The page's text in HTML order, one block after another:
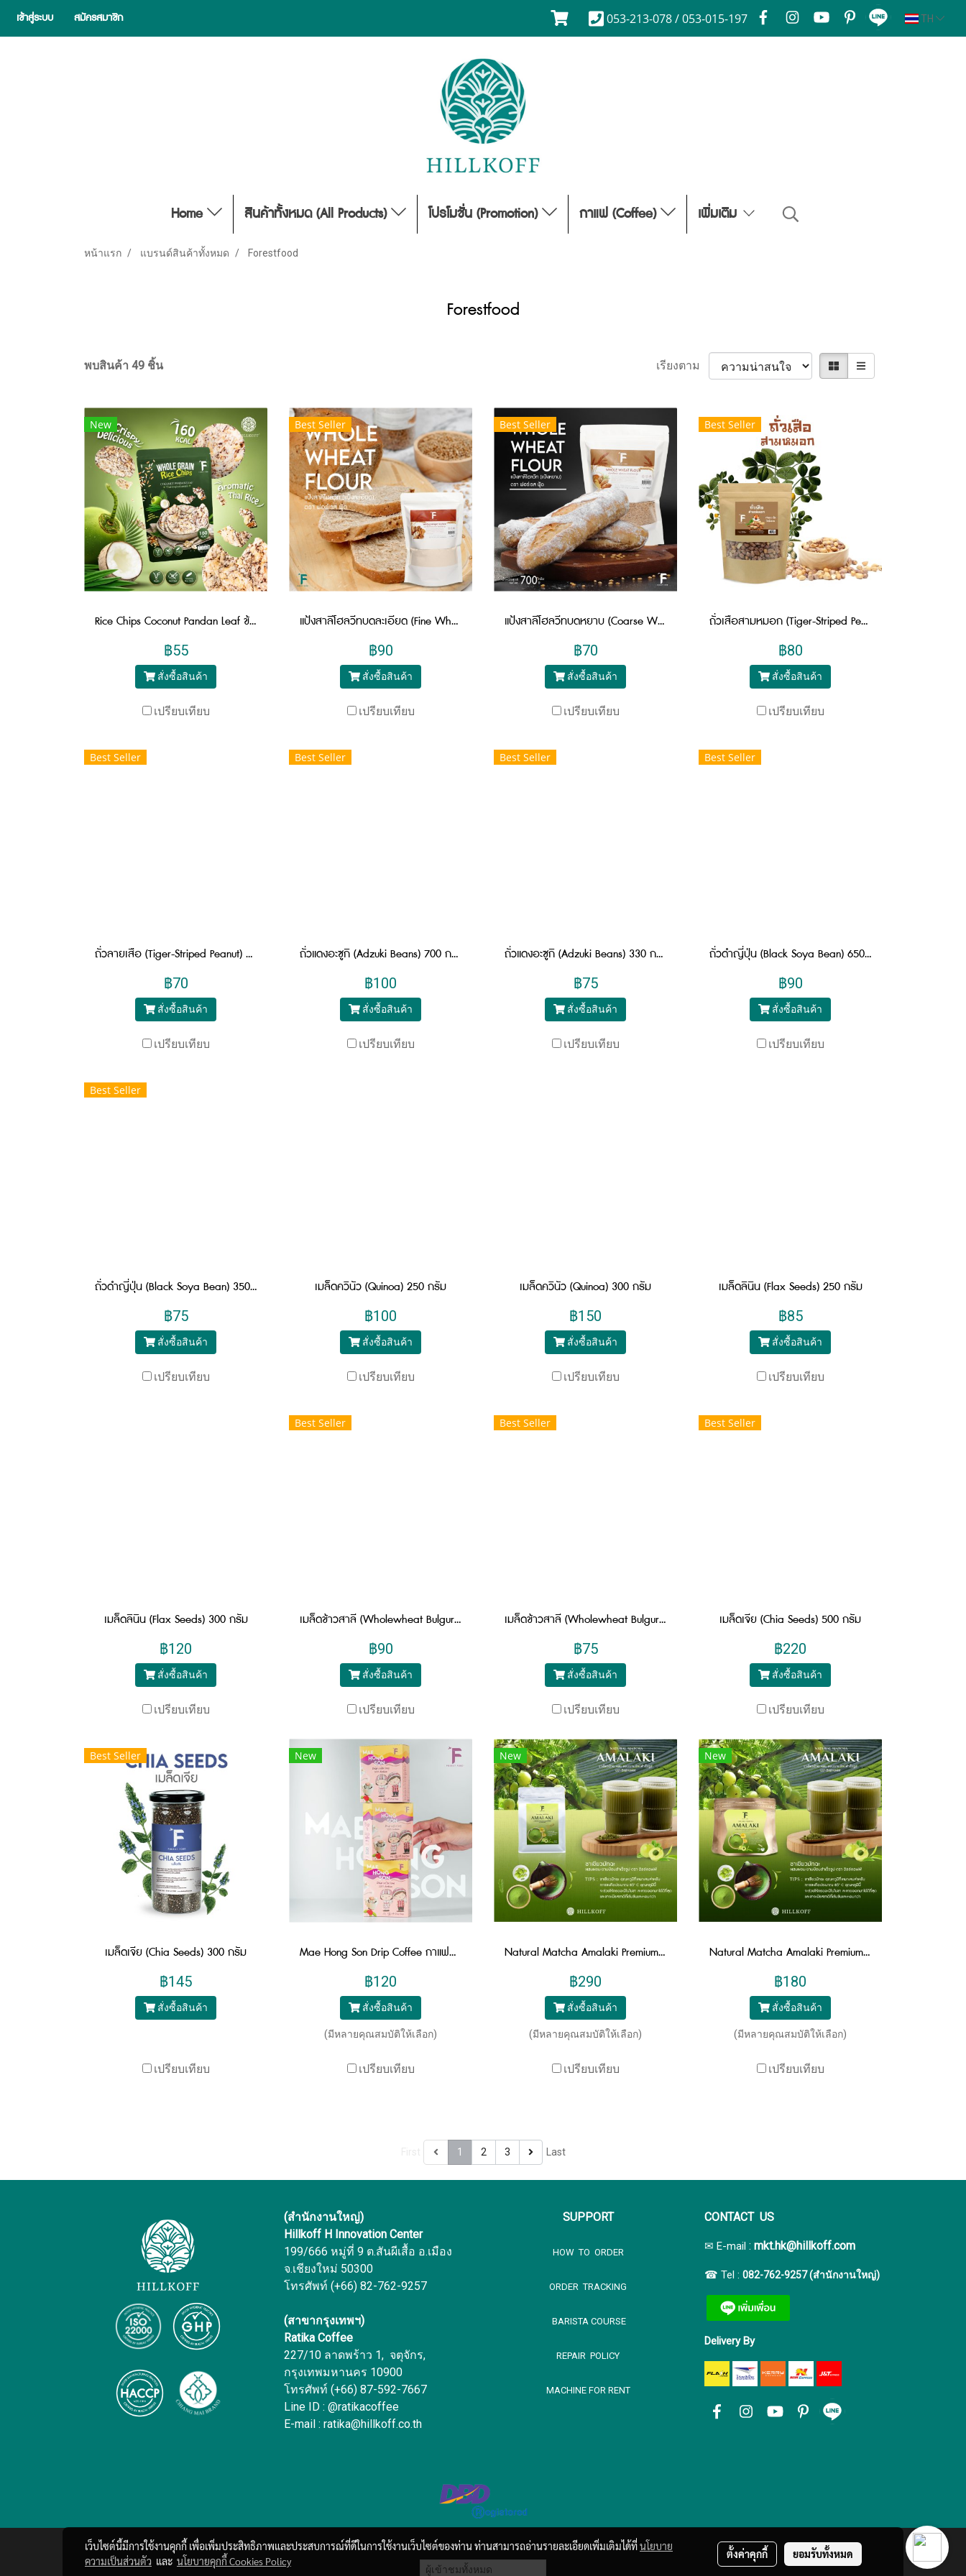
เข้าสู่ระบบ สมัครสมาชิก 053-213-078 / 053-015-197 TH
Home สินค้าทั้งหมด (All Products) โปรโมชั่น (Promotion) กาแฟ (Coffee) เพิ่มเติม
หน้าแรก แบรนด์สินค้าทั้งหมด Forestfood
Forestfood
พบสินค้า 49 ชิ้น เรียงตาม
New
Rice Chips Coconut Pandan Leaf ข้าวกล้องแผ่นอบกรอบ Forest Food ขนมเพื่อสุขภาพ เคี้ยวเพลิน เกินห้ามใจ 40g
฿55
สั่งซื้อสินค้า
เปรียบเทียบ
Best Seller
แป้งสาลีโฮลวีทบดละเอียด (Fine Whole Wheat Flour) 700 กรัม
฿90
สั่งซื้อสินค้า
เปรียบเทียบ
Best Seller
แป้งสาลีโฮลวีทบดหยาบ (Coarse Whole Wheat Flour) 700 กรัม
฿70
สั่งซื้อสินค้า
เปรียบเทียบ
Best Seller
ถั่วเสือสามหมอก (Tiger-Striped Peanut) 200 กรัม
฿80
สั่งซื้อสินค้า
เปรียบเทียบ
Best Seller
ถั่วลายเสือ (Tiger-Striped Peanut) 200 กรัม
฿70
สั่งซื้อสินค้า
เปรียบเทียบ
Best Seller
ถั่วแดงอะซูกิ (Adzuki Beans) 700 กรัม
฿100
สั่งซื้อสินค้า
เปรียบเทียบ
Best Seller
ถั่วแดงอะซูกิ (Adzuki Beans) 330 กรัม
฿75
สั่งซื้อสินค้า
เปรียบเทียบ
Best Seller
ถั่วดำญี่ปุ่น (Black Soya Bean) 650 กรัม
฿90
สั่งซื้อสินค้า
เปรียบเทียบ
Best Seller
ถั่วดำญี่ปุ่น (Black Soya Bean) 350 กรัม
฿75
สั่งซื้อสินค้า
เปรียบเทียบ
เมล็ดควินัว (Quinoa) 250 กรัม
฿100
สั่งซื้อสินค้า
เปรียบเทียบ
เมล็ดควินัว (Quinoa) 300 กรัม
฿150
สั่งซื้อสินค้า
เปรียบเทียบ
เมล็ดลินิน (Flax Seeds) 250 กรัม
฿85
สั่งซื้อสินค้า
เปรียบเทียบ
เมล็ดลินิน (Flax Seeds) 300 กรัม
฿120
สั่งซื้อสินค้า
เปรียบเทียบ
Best Seller
เมล็ดข้าวสาลี (Wholewheat Bulgur) 750 กรัม
฿90
สั่งซื้อสินค้า
เปรียบเทียบ
Best Seller
เมล็ดข้าวสาลี (Wholewheat Bulgur) 330 กรัม
฿75
สั่งซื้อสินค้า
เปรียบเทียบ
Best Seller
เมล็ดเจีย (Chia Seeds) 500 กรัม
฿220
สั่งซื้อสินค้า
เปรียบเทียบ
Best Seller
เมล็ดเจีย (Chia Seeds) 300 กรัม
฿145
สั่งซื้อสินค้า
เปรียบเทียบ
New
Mae Hong Son Drip Coffee กาแฟดริปแม่ฮ่องสอน 1 กล่อง 4 ซอง
฿120
สั่งซื้อสินค้า
(มีหลายคุณสมบัติให้เลือก)
เปรียบเทียบ
New
Natural Matcha Amalaki Premium มัทฉะมะขามป้อม มัทฉะ พรีเมี่ยม ขนาด 200g
฿290
สั่งซื้อสินค้า
(มีหลายคุณสมบัติให้เลือก)
เปรียบเทียบ
New
Natural Matcha Amalaki Premium มัทฉะมะขามป้อม มัทฉะ พรีเมี่ยม ซอง 7 กรัม 10 ซอง
฿180
สั่งซื้อสินค้า
(มีหลายคุณสมบัติให้เลือก)
เปรียบเทียบ
1 2 3 Last
(สำนักงานใหญ่)
Hillkoff H Innovation Center
199/666 หมู่ที่ 9 ต.สันผีเสื้อ อ.เมือง
จ.เชียงใหม่ 50300
โทรศัพท์ (+66) 82-762-9257
(สาขากรุงเทพฯ)
Ratika Coffee
227/10 ลาดพร้าว 1, จตุจักร,
กรุงเทพมหานคร 10900
โทรศัพท์ (+66) 87-592-7667
Line ID : @ratikacoffee
E-mail : ratika@hillkoff.co.th
SUPPORT
HOW TO ORDER
ORDER TRACKING
BARISTA COURSE
REPAIR POLICY
MACHINE FOR RENT
CONTACT US
✉ E-mail : mkt.hk@hillkoff.com
☎ Tel : 082-762-9257 (สำนักงานใหญ่)
Delivery By
ผู้เข้าชมวันนี้
เว็บไซต์นี้มีการใช้งานคุกกี้ เพื่อเพิ่มประสิทธิภาพและประสบการณ์ที่ดีในการใช้งานเว็บไซต์ของท่าน ท่านสามารถอ่านรายละเอียดเพิ่มเติมได้ที่นโยบาย
ความเป็นส่วนตัว และ นโยบายคุกกี้ Cookies Policy
ตั้งค่าคุกกี้ ยอมรับทั้งหมด